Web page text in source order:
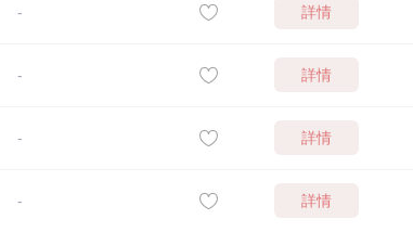
- 詳情
- 詳情
- 詳情
- 詳情